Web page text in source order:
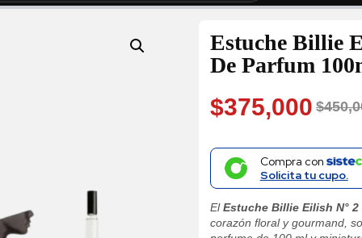
Estuche Billie
De Parfum
$
Original
price
was:
$450,000.
$375,000
Current
price
is:
$375,000.
Compra con
Solicita tu cupo.
ElEstuche Billie Eilish N° 2
corazón floral y gourmand,